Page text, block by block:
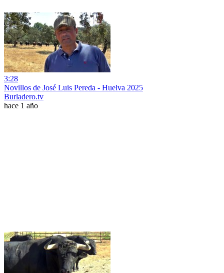
3:28
Novillos de José Luis Pereda - Huelva 2025
Burladero.tv
hace 1 año